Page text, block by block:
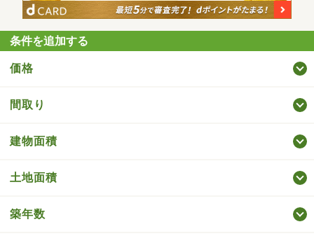
条件を追加する
価格
間取り
建物面積
土地面積
築年数